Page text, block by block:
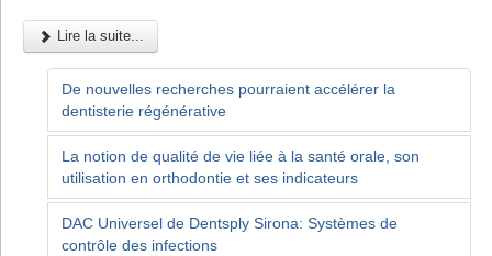
Lire la suite...
De nouvelles recherches pourraient accélérer la
dentisterie régénérative
La notion de qualité de vie liée à la santé orale, son
utilisation en orthodontie et ses indicateurs
DAC Universel de Dentsply Sirona: Systèmes de
contrôle des infections